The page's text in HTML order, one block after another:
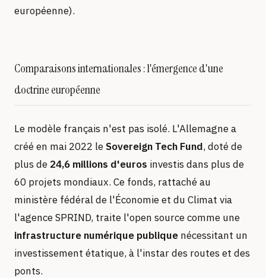
européenne).
Comparaisons internationales : l'émergence d'une
doctrine européenne
Le modèle français n'est pas isolé. L'Allemagne a
créé en mai 2022 leSovereign Tech Fund, doté de
plus de 24,6 millions d'euros investis dans plus de
60 projets mondiaux. Ce fonds, rattaché au
ministère fédéral de l'Économie et du Climat via
l'agence SPRIND, traite l'open source comme une
infrastructure numérique publique nécessitant un
investissement étatique, à l'instar des routes et des
ponts.